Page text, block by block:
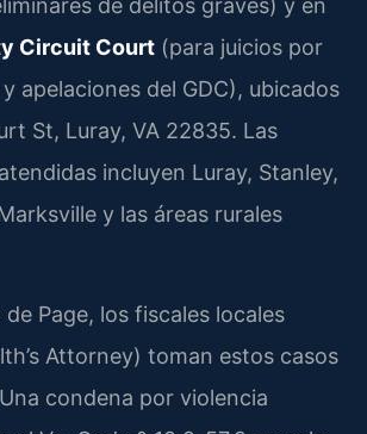
Circuit Court (para juicios por
apelaciones del GDC), ubicados
St, Luray, VA 22835. Las
incluyen Luray, Stanley,
y las áreas rurales
Page, los fiscales locales
Attorney) toman estos casos
condena por violencia